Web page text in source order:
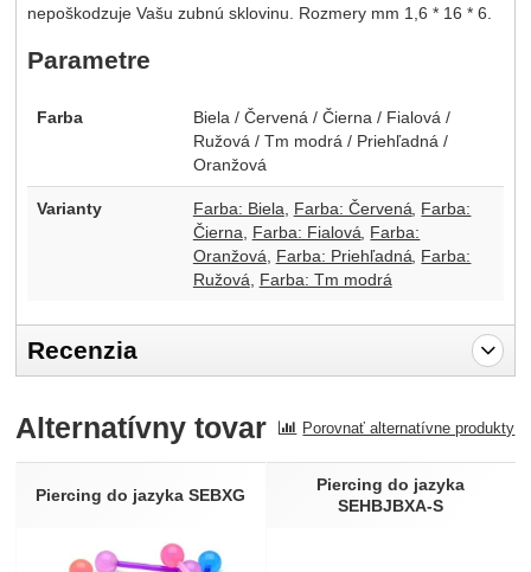
nepoškodzuje Vašu zubnú sklovinu. Rozmery mm 1,6 * 16 * 6.
Parametre
Farba
Biela / Červená / Čierna / Fialová /
Ružová / Tm modrá / Priehľadná /
Oranžová
Varianty Farba: Biela Farba: Červená Farba:
Čierna
Farba: Fialová Farba:
Oranžová
Farba: Priehľadná Farba:
Ružová
Farba: Tm modrá
Recenzia
Recenzia
Nebola pridaná žiadna recenzia.
Alternatívny tovar Porovnať alternatívne produkty
Piercing do jazyka SEBXG
Piercing do jazyka
SEHBJBXA-S